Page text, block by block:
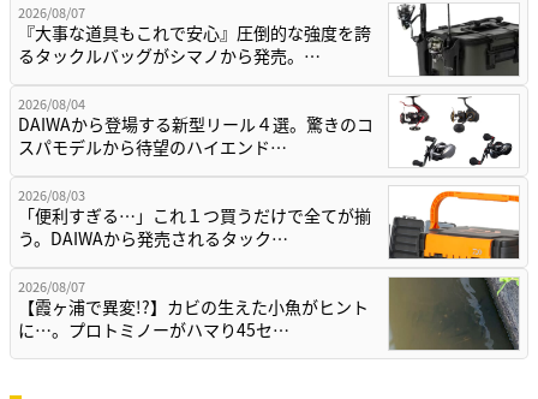
2026/08/07
『大事な道具もこれで安心』圧倒的な強度を誇
るタックルバッグがシマノから発売。…
2026/08/04
DAIWAから登場する新型リール４選。驚きのコ
スパモデルから待望のハイエンド…
2026/08/03
「便利すぎる…」これ１つ買うだけで全てが揃
う。DAIWAから発売されるタック…
2026/08/07
【霞ヶ浦で異変!?】カビの生えた小魚がヒント
に…。プロトミノーがハマり45セ…